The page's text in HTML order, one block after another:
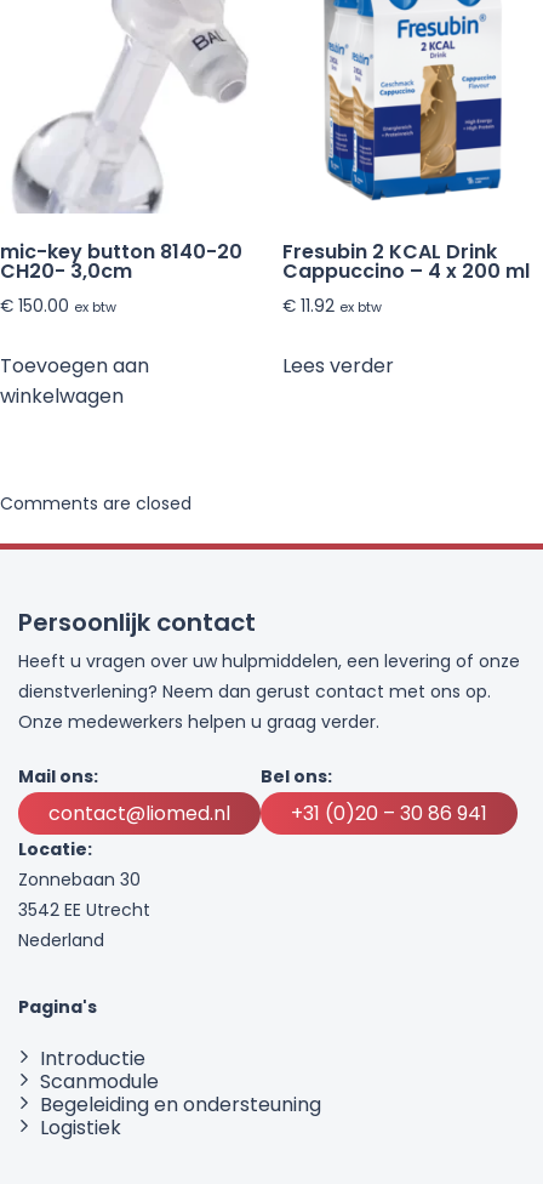
mic-key button 8140-20
CH20- 3,0cm
€ 150.00 ex btw
Toevoegen aan
winkelwagen
Fresubin 2 KCAL Drink
Cappuccino – 4 x 200 ml
€11.92 ex btw
Lees verder
Comments are closed
Persoonlijk contact
Heeft u vragen over uw hulpmiddelen, een levering of onze
dienstverlening? Neem dan gerust contact met ons op.
Onze medewerkers helpen u graag verder.
Mail ons:
contact@liomed.nl
Bel ons:
+31 (0)20 – 30 86 941
Locatie:
Zonnebaan 30
3542 EE Utrecht
Nederland
Pagina's
Introductie
Scanmodule
Begeleiding en ondersteuning
Logistiek